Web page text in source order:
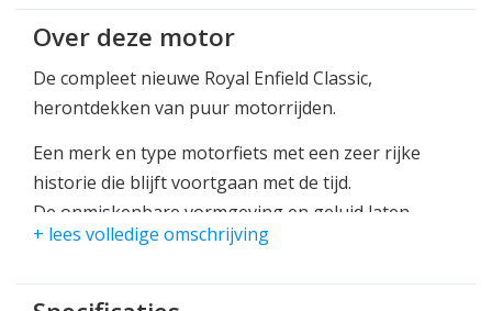
Over deze motor
De compleet nieuwe Royal Enfield Classic,
herontdekken van puur motorrijden.
Een merk en type motorfiets met een zeer rijke
historie die blijft voortgaan met de tijd.
De onmiskenbare vormgeving en geluid laten
direct zien en horen dat het om een Royal Enfield 1
en niet meer is weg te denken onder motorrijders
+ lees volledige omschrijving